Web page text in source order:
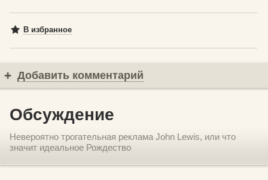
В избранное
Добавить комментарий
Обсуждение
Невероятно трогательная реклама John Lewis, или что
значит идеальное Рождество